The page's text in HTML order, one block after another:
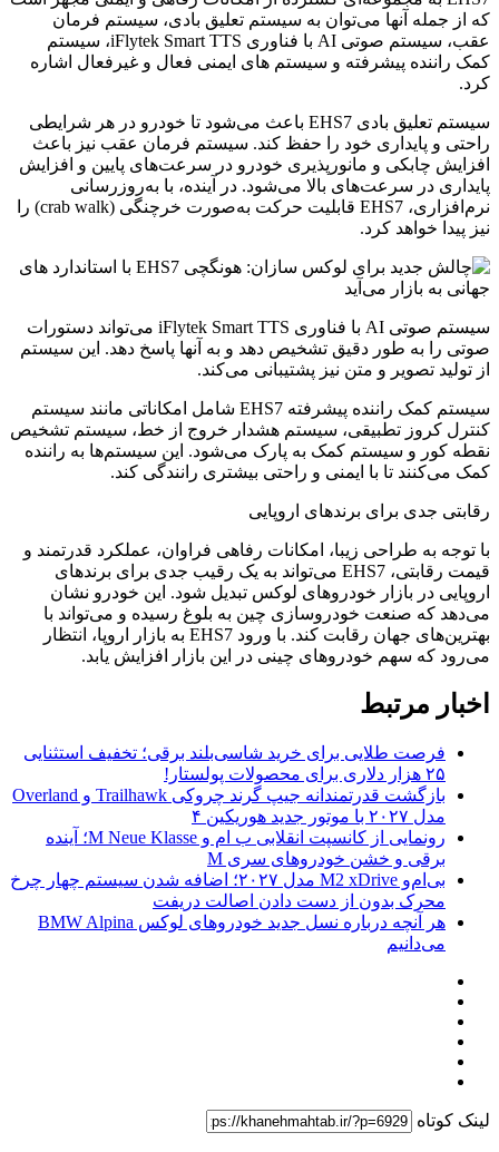
که از جمله آنها می‌توان به سیستم تعلیق بادی، سیستم فرمان
عقب، سیستم صوتی AI با فناوری iFlytek Smart TTS، سیستم
کمک راننده پیشرفته و سیستم های ایمنی فعال و غیرفعال اشاره
کرد.
سیستم تعلیق بادی EHS7 باعث می‌شود تا خودرو در هر شرایطی
راحتی و پایداری خود را حفظ کند. سیستم فرمان عقب نیز باعث
افزایش چابکی و مانورپذیری خودرو در سرعت‌های پایین و افزایش
پایداری در سرعت‌های بالا می‌شود. در آینده، با به‌روزرسانی
نرم‌افزاری، EHS7 قابلیت حرکت به‌صورت خرچنگی (crab walk) را
نیز پیدا خواهد کرد.
سیستم صوتی AI با فناوری iFlytek Smart TTS می‌تواند دستورات
صوتی را به طور دقیق تشخیص دهد و به آنها پاسخ دهد. این سیستم
از تولید تصویر و متن نیز پشتیبانی می‌کند.
سیستم کمک راننده پیشرفته EHS7 شامل امکاناتی مانند سیستم
کنترل کروز تطبیقی، سیستم هشدار خروج از خط، سیستم تشخیص
نقطه کور و سیستم کمک به پارک می‌شود. این سیستم‌ها به راننده
کمک می‌کنند تا با ایمنی و راحتی بیشتری رانندگی کند.
رقابتی جدی برای برندهای اروپایی
با توجه به طراحی زیبا، امکانات رفاهی فراوان، عملکرد قدرتمند و
قیمت رقابتی، EHS7 می‌تواند به یک رقیب جدی برای برندهای
اروپایی در بازار خودروهای لوکس تبدیل شود. این خودرو نشان
می‌دهد که صنعت خودروسازی چین به بلوغ رسیده و می‌تواند با
بهترین‌های جهان رقابت کند. با ورود EHS7 به بازار اروپا، انتظار
می‌رود که سهم خودروهای چینی در این بازار افزایش یابد.
اخبار مرتبط
فرصت طلایی برای خرید شاسی‌بلند برقی؛ تخفیف استثنایی
۲۵ هزار دلاری برای محصولات پولستار!
بازگشت قدرتمندانه جیپ گرند چروکی Trailhawk و Overland
مدل ۲۰۲۷ با موتور جدید هوریکین ۴
رونمایی از کانسپت انقلابی ب ام و M Neue Klasse؛ آینده
برقی و خشن خودروهای سری M
بی‌ام‌و M2 xDrive مدل ۲۰۲۷؛ اضافه شدن سیستم چهار چرخ
محرک بدون از دست دادن اصالت دریفت
هر آنچه درباره نسل جدید خودروهای لوکس BMW Alpina
می‌دانیم
لینک کوتاه